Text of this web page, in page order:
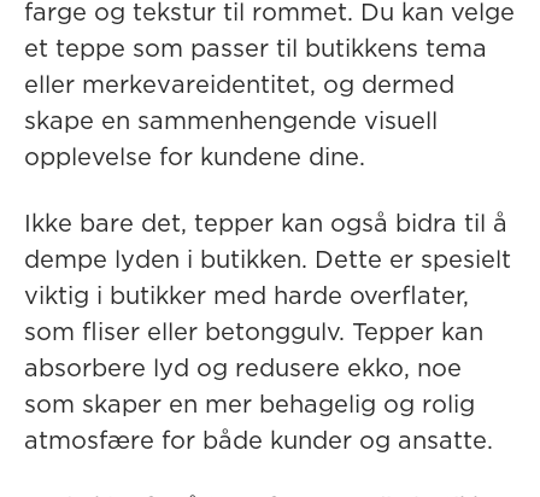
farge og tekstur til rommet. Du kan velge
et teppe som passer til butikkens tema
eller merkevareidentitet, og dermed
skape en sammenhengende visuell
opplevelse for kundene dine.
Ikke bare det, tepper kan også bidra til å
dempe lyden i butikken. Dette er spesielt
viktig i butikker med harde overflater,
som fliser eller betonggulv. Tepper kan
absorbere lyd og redusere ekko, noe
som skaper en mer behagelig og rolig
atmosfære for både kunder og ansatte.